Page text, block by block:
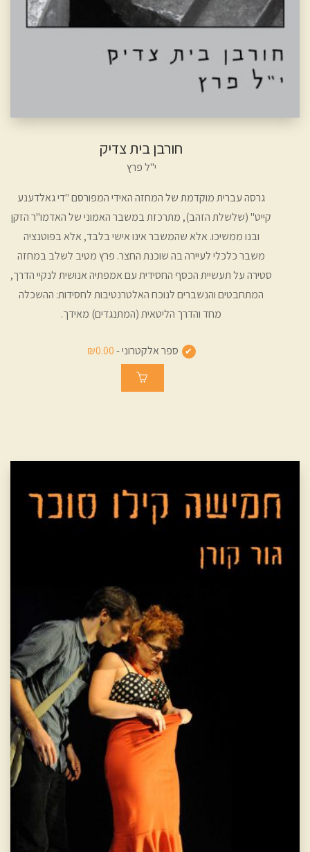
חורבן בית צדיק
י"ל פרץ
גרסה עברית מוקדמת של המחזה האידי המפורסם "די גאלדענע
קייט" (שלשלת הזהב), מתרכזת במשבר האמוני של האדמו"ר הזקן
ובנו ממשיכו. אלא שהמשבר אינו אישי בלבד, אלא בפוטנציה
משבר כלכלי לעיירה בה שוכנת החצר. פרץ מטיב לשלב במחזה
סטירה על תעשיית הכסף החסידית עם אמפתיה אנושית לנקיי הדרך,
המתחבטים והנשברים לנוכח האלטרנטיבות לחסידות: ההשכלה
מחד והדרך הליטאית (המתנגדים) מאידך.
ספר אלקטרוני -₪0.00